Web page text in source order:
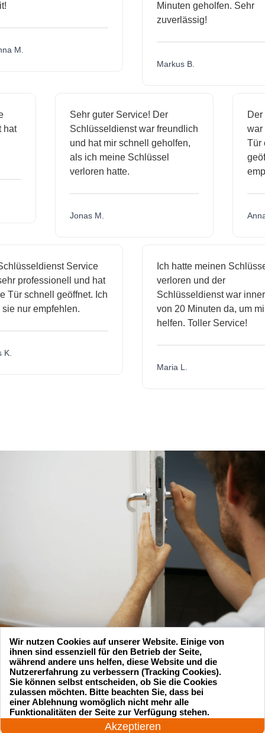
M.
Minuten geholfen. Sehr
zuverlässig!
Markus B.
hat
Sehr guter Service! Der
Schlüsseldienst war freundlich
und hat mir schnell geholfen,
als ich meine Schlüssel
verloren hatte.
Jonas M.
Service
professionell und hat
schnell geöffnet. Ich
nur empfehlen.
Ich hatte meinen Schlüssel
verloren und der
Schlüsseldienst war
von 20 Minuten da, um mir
helfen. Toller Service!
Maria L.
Suchen Sie einen Schlüsseldienst
zu einem vernünftigen Preis?
24 Stunden am Tag
Akzeptieren
Wir nutzen Cookies auf unserer Website. Einige von
ihnen sind essenziell für den Betrieb der Seite,
während andere uns helfen, diese Website und die
Nutzererfahrung zu verbessern (Tracking Cookies).
Sie können selbst entscheiden, ob Sie die Cookies
zulassen möchten. Bitte beachten Sie, dass bei
einer Ablehnung womöglich nicht mehr alle
Funktionalitäten der Seite zur Verfügung stehen.